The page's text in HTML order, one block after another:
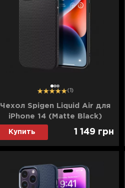
12 3 (1)
Чехол Spigen Liquid Air для
iPhone 14 (Matte Black)
Купить 1 149 грн